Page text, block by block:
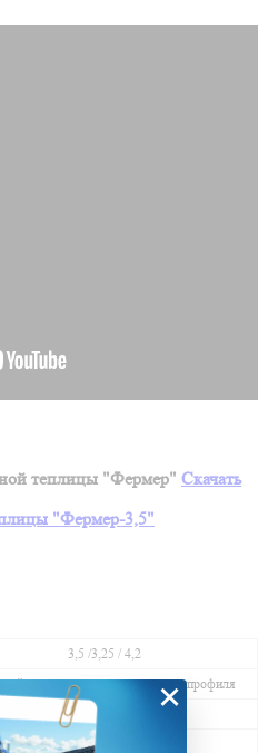
теплицы "Фермер" Скачать
"Фермер-3,5"
3,5 /3,25 / 4,2
из стального оцинкованного профиля
Сотовый поликарбонат
2.10.04-85
×